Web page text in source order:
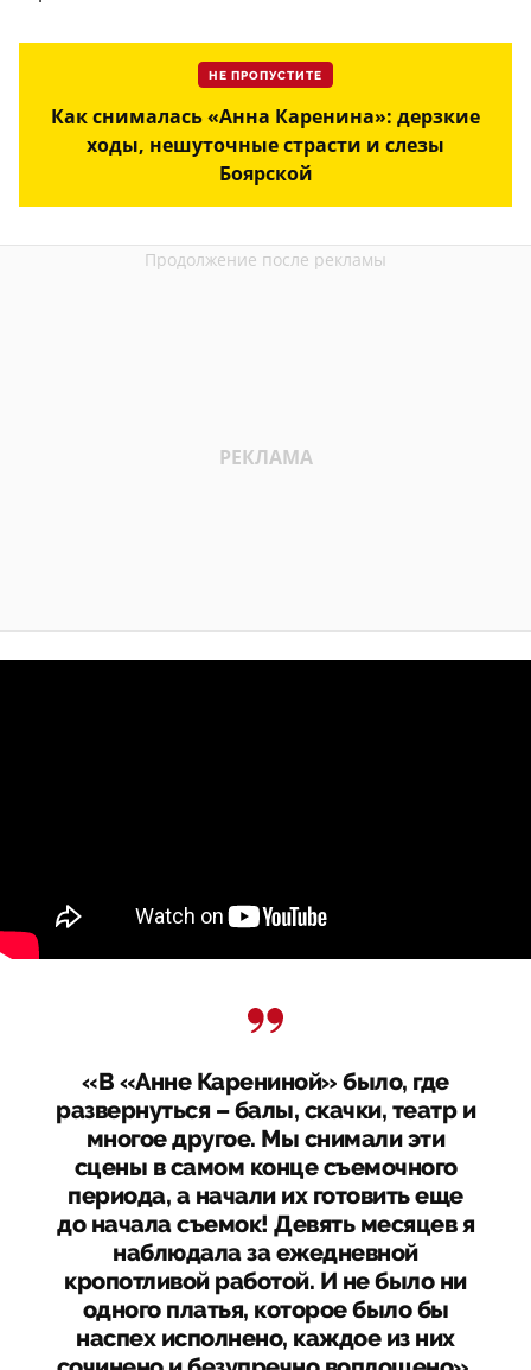
НЕ ПРОПУСТИТЕ
Как снималась «Анна Каренина»: дерзкие
ходы, нешуточные страсти и слезы
Боярской
«В «Анне Карениной» было, где
развернуться – балы, скачки, театр и
многое другое. Мы снимали эти
сцены в самом конце съемочного
периода, а начали их готовить еще
до начала съемок! Девять месяцев я
наблюдала за ежедневной
кропотливой работой. И не было ни
одного платья, которое было бы
наспех исполнено, каждое из них